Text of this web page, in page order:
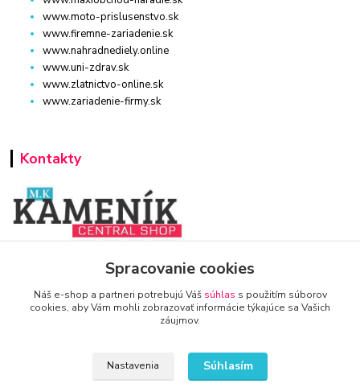
www.moto-prislusenstvo.sk
www.firemne-zariadenie.sk
www.nahradnediely.online
www.uni-zdrav.sk
www.zlatnictvo-online.sk
www.zariadenie-firmy.sk
Kontakty
www.zariadenie-firmy.sk
+421 940 949 000
Spracovanie cookies
Náš e-shop a partneri potrebujú Váš súhlas s použitím súborov
cookies, aby Vám mohli zobrazovať informácie týkajúce sa Vašich
záujmov.
Nastavenia Súhlasím